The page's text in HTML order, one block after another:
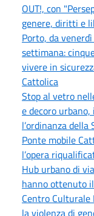
OUT!, con
genere, diritti e
Porto, da
settimana:
vivere in
Cattolica
Stop al vetro
e decoro
l’ordinanza della
Ponte mobile
l’opera
Hub urbano di
hanno ottenuto
Centro Culturale
la violenza di